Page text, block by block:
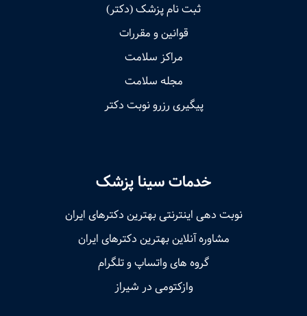
ثبت نام پزشک (دکتر)
قوانین و مقررات
مراکز سلامت
مجله سلامت
پیگیری رزرو نوبت دکتر
خدمات سینا پزشک
نوبت‌ دهی اینترنتی بهترین دکترهای ایران
مشاوره آنلاین بهترین دکترهای ایران
گروه های واتساپ و تلگرام
وازکتومی در شیراز